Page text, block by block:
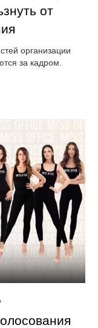
от
организации
за кадром.